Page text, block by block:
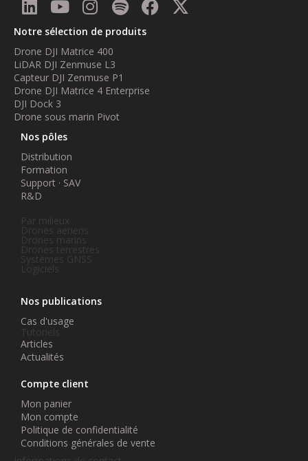
Notre sélection de produits
Drone DJI Matrice 400
LiDAR DJI Zenmuse L3
Capteur DJI Zenmuse P1
Drone DJI Matrice 4 Enterprise
DJI Dock 3
Drone sous marin Pivot
Nos pôles
Distribution
Formation
Support · SAV
R&D
Drones aériens
Drones marins
Drones terrestres
Systèmes GNSS
Logiciels
Nos publications
Cas d'usage
Tutoriels
Articles
Actualités
Compte client
Mon panier
Mon compte
Politique de confidentialité
Conditions générales de vente